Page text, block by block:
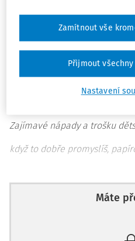
Obrázky na krabici, tvary z
Barevná písmenka a barevná
Zajímavé nápady a trošku
když to dobře promyslíš,
Máte
Nastavení
Zamítnout vše
Přijmout